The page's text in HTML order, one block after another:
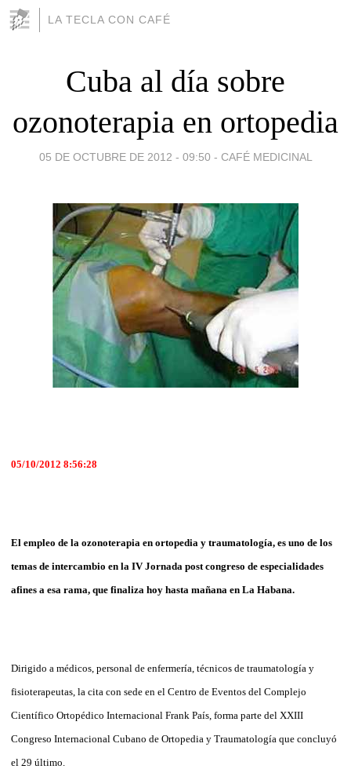
LA TECLA CON CAFÉ
Cuba al día sobre
ozonoterapia en ortopedia
05 DE OCTUBRE DE 2012 - 09:50 - CAFÉ MEDICINAL
05/10/2012 8:56:28
El empleo de la ozonoterapia en ortopedia y traumatología, es uno de los
temas de intercambio en la IV Jornada post congreso de especialidades
afines a esa rama, que finaliza hoy hasta mañana en La Habana.
Dirigido a médicos, personal de enfermería, técnicos de traumatología y
fisioterapeutas, la cita con sede en el Centro de Eventos del Complejo
Científico Ortopédico Internacional Frank País, forma parte del XXIII
Congreso Internacional Cubano de Ortopedia y Traumatología que concluyó
el 29 último.